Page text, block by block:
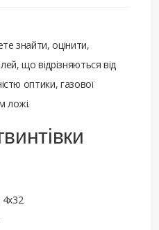
знайти, оцінити,
що відрізняються від
оптики, газової
ложі.